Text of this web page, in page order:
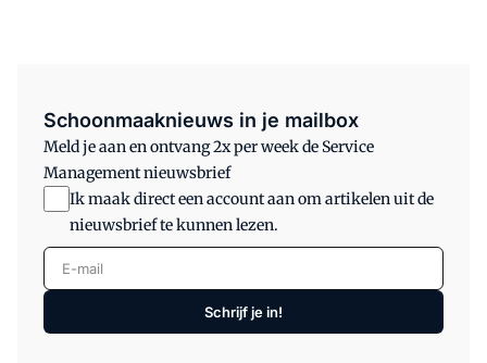
Schoonmaaknieuws in je mailbox
Meld je aan en ontvang 2x per week de Service
Management nieuwsbrief
Ik maak direct een account aan om artikelen uit de
nieuwsbrief te kunnen lezen.
E-mail
Schrijf je in!